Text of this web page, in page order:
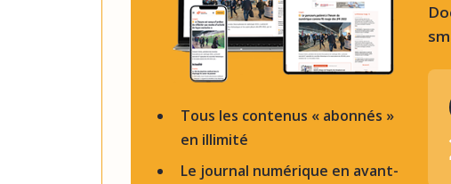
Tous les contenus « abonnés »
en illimité
Le journal numérique en avant-